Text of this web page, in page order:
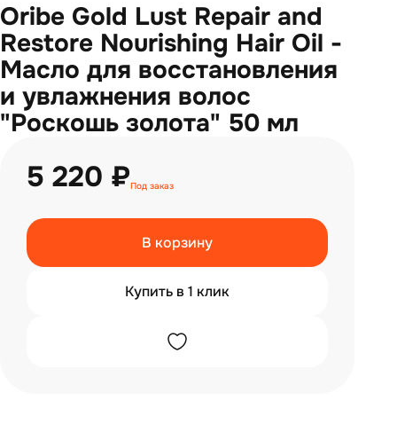
Oribe Gold Lust Repair and
Restore Nourishing Hair Oil -
Масло для восстановления
и увлажнения волос
"Роскошь золота" 50 мл
5 220 ₽Под заказ
В корзину
Купить в 1 клик